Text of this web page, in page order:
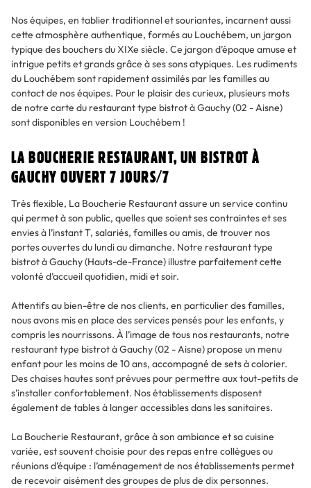
Nos équipes, en tablier traditionnel et souriantes, incarnent aussi
cette atmosphère authentique, formés au Louchébem, un jargon
typique des bouchers du XIXe siècle. Ce jargon d’époque amuse et
intrigue petits et grands grâce à ses sons atypiques. Les rudiments
du Louchébem sont rapidement assimilés par les familles au
contact de nos équipes. Pour le plaisir des curieux, plusieurs mots
de notre carte du restaurant type bistrot à Gauchy (02 - Aisne)
sont disponibles en version Louchébem !
LA BOUCHERIE RESTAURANT, UN BISTROT À
GAUCHY OUVERT 7 JOURS/7
Très flexible, La Boucherie Restaurant assure un service continu
qui permet à son public, quelles que soient ses contraintes et ses
envies à l’instant T, salariés, familles ou amis, de trouver nos
portes ouvertes du lundi au dimanche. Notre restaurant type
bistrot à Gauchy (Hauts-de-France) illustre parfaitement cette
volonté d’accueil quotidien, midi et soir.
Attentifs au bien-être de nos clients, en particulier des familles,
nous avons mis en place des services pensés pour les enfants, y
compris les nourrissons. À l’image de tous nos restaurants, notre
restaurant type bistrot à Gauchy (02 - Aisne) propose un menu
enfant pour les moins de 10 ans, accompagné de sets à colorier.
Des chaises hautes sont prévues pour permettre aux tout-petits de
s’installer confortablement. Nos établissements disposent
également de tables à langer accessibles dans les sanitaires.
La Boucherie Restaurant, grâce à son ambiance et sa cuisine
variée, est souvent choisie pour des repas entre collègues ou
réunions d’équipe : l’aménagement de nos établissements permet
de recevoir aisément des groupes de plus de dix personnes.